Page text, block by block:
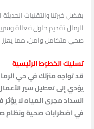
بفضل خبرتنا والتقنيات
الرمال تقديم حلول فعالة
صحي متكامل وآمن، مما يعزز
تسليك الخطوط الرئيسية
قد تواجه منزلك في حي
يؤدي إلى تعطيل سير
انسداد مجرى المياه لا
في اضطرابات صحية